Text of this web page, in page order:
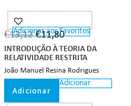
Adicionar aos Favoritos
€13,12 €11,80
INTRODUÇÃO À TEORIA DA
RELATIVIDADE RESTRITA
João Manuel Resina Rodrigues
Adicionar
Adicionar